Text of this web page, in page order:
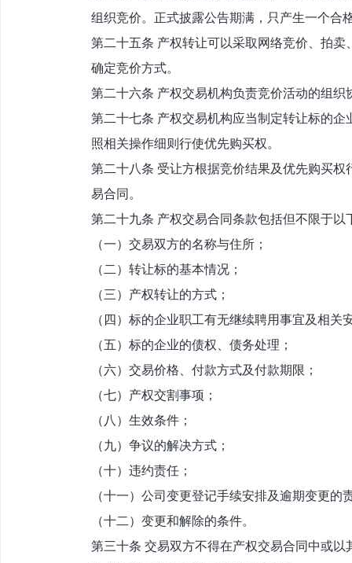
组织竞价。正式披露公告期满，只产生一个合
第二十五条 产权转让可以采取网络竞价、拍
确定竞价方式。
第二十六条 产权交易机构负责竞价活动的组
第二十七条 产权交易机构应当制定转让标的
照相关操作细则行使优先购买权。
第二十八条 受让方根据竞价结果及优先购买
易合同。
第二十九条 产权交易合同条款包括但不限于以
（一）交易双方的名称与住所；
（二）转让标的基本情况；
（三）产权转让的方式；
（四）标的企业职工有无继续聘用事宜及相关
（五）标的企业的债权、债务处理；
（六）交易价格、付款方式及付款期限；
（七）产权交割事项；
（八）生效条件；
（九）争议的解决方式；
（十）违约责任；
（十一）公司变更登记手续安排及逾期变更的
（十二）变更和解除的条件。
第三十条 交易双方不得在产权交易合同中或